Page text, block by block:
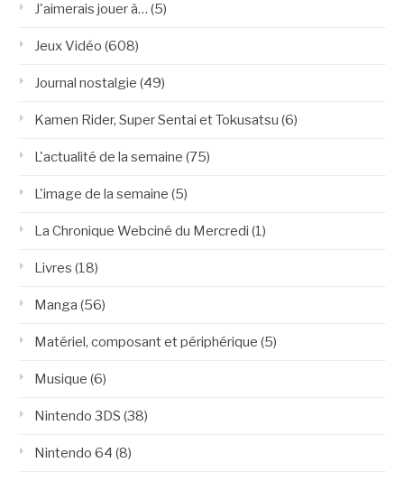
J'aimerais jouer à… (5)
Jeux Vidéo (608)
Journal nostalgie (49)
Kamen Rider, Super Sentai et Tokusatsu (6)
L'actualité de la semaine (75)
L'image de la semaine (5)
La Chronique Webciné du Mercredi (1)
Livres (18)
Manga (56)
Matériel, composant et périphérique (5)
Musique (6)
Nintendo 3DS (38)
Nintendo 64 (8)